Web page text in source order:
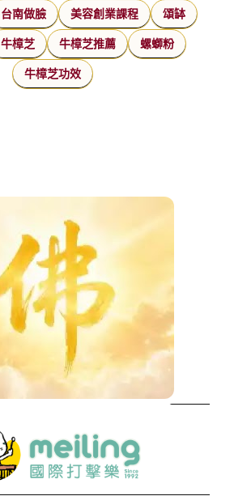
台南做臉 美容創業課程 頌缽
牛樟芝 牛樟芝推薦 螺螄粉
牛樟芝功效